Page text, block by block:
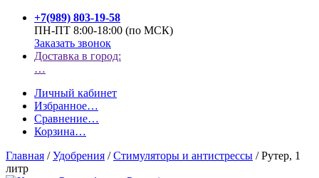
+7(989) 803-19-58
ПН-ПТ 8:00-18:00 (по МСК)
Заказать звонок
Доставка в город:
…
Личный кабинет
Избранное…
Сравнение…
Корзина…
Главная /Удобрения /Стимуляторы и антистрессы /Рутер, 1
литр